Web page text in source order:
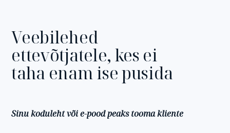
Veebilehed
ettevõtjatele, kes ei
taha enamisepusida
Sinu koduleht või e-pood peaks tooma kliente